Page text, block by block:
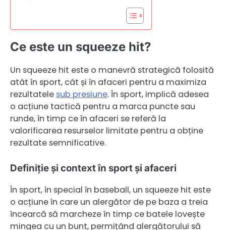
Ce este un squeeze hit?
Un squeeze hit este o manevră strategică folosită
atât în sport, cât și în afaceri pentru a maximiza
rezultatele sub presiune. În sport, implică adesea
o acțiune tactică pentru a marca puncte sau
runde, în timp ce în afaceri se referă la
valorificarea resurselor limitate pentru a obține
rezultate semnificative.
Definiție și context în sport și afaceri
În sport, în special în baseball, un squeeze hit este
o acțiune în care un alergător de pe baza a treia
încearcă să marcheze în timp ce batele lovește
mingea cu un bunt, permițând alergătorului să